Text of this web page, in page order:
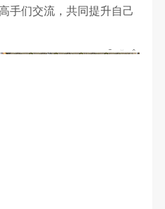
手们交流，共同提升自己